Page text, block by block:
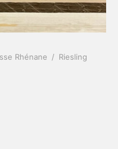
Rhénane / Riesling